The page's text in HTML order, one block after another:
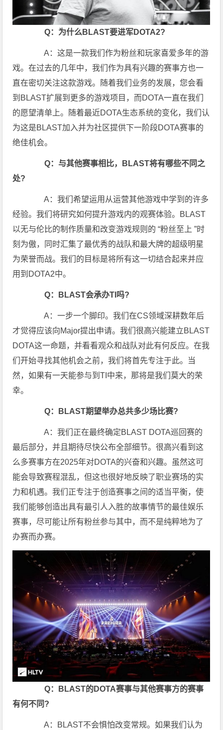
Q：为什么BLAST要进军DOTA2?
A：这是一款我们作为粉丝和玩家喜爱多年的游
戏。在过去的几年中，我们作为具有兴趣的赛事方也一
直在密切关注这款游戏。随着我们业务的发展，您会看
到BLAST扩展到更多的游戏项目，而DOTA一直在我们
的愿望清单上。随着最近DOTA生态系统的变化，我们认
为这是BLAST加入并为社区提供下一阶段DOTA赛事的
绝佳机会。
Q：与其他赛事相比，BLAST将有哪些不同之
处?
A：我们希望运用从运营其他游戏中学到的许多
经验。我们将研究如何提升游戏内的观赛体验。BLAST
以无与伦比的制作质量和改变游戏规则的 “粉丝至上 ”时
刻为傲，同时汇集了最优秀的战队和最大牌的超级明星
为荣誉而战。我们的目标是将所有这一切结合起来并应
用到DOTA2中。
Q：BLAST会承办TI吗?
A：一步一个脚印。我们在CS领域深耕数年后
才觉得应该向Major提出申请。我们很高兴能建立BLAST
DOTA这一命题，并看看观众和战队对此有何反应。在我
们开始寻找其他机会之前，我们将首先专注于此。当
然，如果有一天能参与到TI中来，那将是我们莫大的荣
幸。
Q：BLAST期望举办总共多少场比赛?
A：我们正在最终确定BLAST DOTA巡回赛的
最后部分，并且期待尽快公布全部细节。很高兴看到这
么多赛事方在2025年对DOTA的兴奋和兴趣。虽然这可
能会导致赛程混乱，但这也很好地反映了职业赛场的实
力和机遇。我们正专注于创造赛事之间的适当平衡，使
我们能够创造出具有最引人入胜的故事情节的最佳娱乐
赛事，尽可能让所有粉丝参与其中，而不是纯粹地为了
办赛而办赛。
Q：BLAST的DOTA赛事与其他赛事方的赛事
有何不同?
A：BLAST不会惧怕改变常规。如果我们认为